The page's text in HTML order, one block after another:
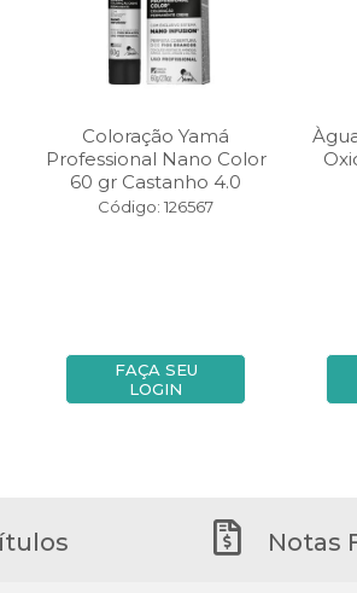
Coloração Yamá
Professional Nano Color
60 gr Castanho 4.0
Código: 126567
FAÇA SEU
LOGIN
Notas